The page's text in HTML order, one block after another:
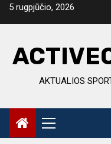
Skip5 rugpjūčio, 2026
AKTUALIOS
Primary
Menu